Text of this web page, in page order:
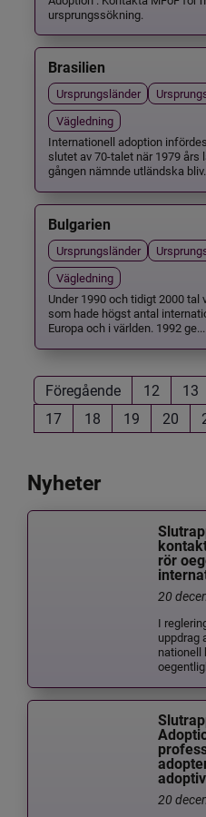
ursprungssökning.
Brasilien
Ursprungsländer
Vägledning
Internationell adoption
slutet av 70-talet när 1979
gången nämnde utländska
Bulgarien
Ursprungsländer
Vägledning
Under 1990 och tidigt 2000 tal
som hade högst antal
Europa och i världen. 1992 ge...
Föregående 12 13
17
18 19 20
Nyheter
rör
20
I
uppdrag
nationell
20